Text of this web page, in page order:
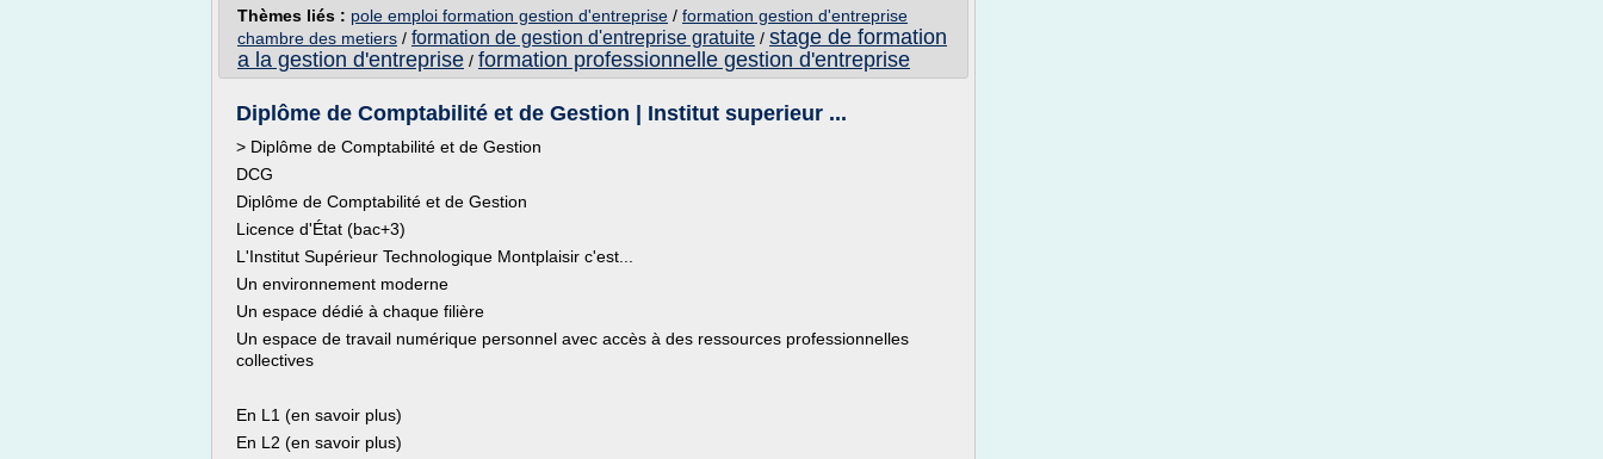
Thèmes liés : pole emploi formation gestion d'entreprise / formation gestion d'entreprise
chambre des metiers / formation de gestion d'entreprise gratuite / stage de formation
a la gestion d'entreprise / formation professionnelle gestion d'entreprise
Diplôme de Comptabilité et de Gestion | Institut superieur ...
> Diplôme de Comptabilité et de Gestion
DCG
Diplôme de Comptabilité et de Gestion
Licence d'État (bac+3)
L'Institut Supérieur Technologique Montplaisir c'est...
Un environnement moderne
Un espace dédié à chaque filière
Un espace de travail numérique personnel avec accès à des ressources professionnelles
collectives
En L1 (en savoir plus)
En L2 (en savoir plus)